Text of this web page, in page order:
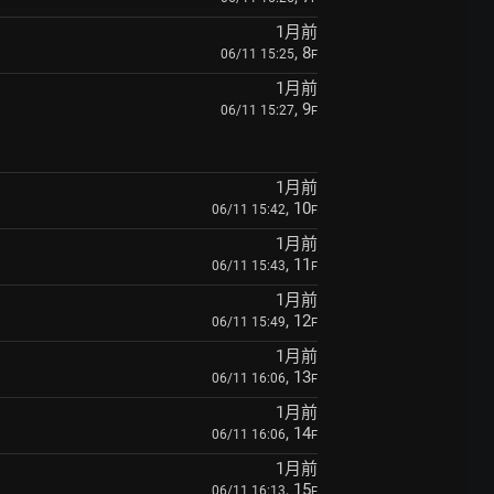
1月前
06/11 15:25, 8F
1月前
06/11 15:27, 9F
1月前
06/11 15:42, 10F
1月前
06/11 15:43, 11 F
1月前
06/11 15:49, 12F
1月前
06/11 16:06, 13F
1月前
06/11 16:06, 14F
1月前
06/11 16:13, 15